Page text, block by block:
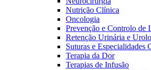
Nutrição Clínica
Oncologia
Prevenção e Controlo de
Retenção Urinária e
Suturas e Especialidades
Terapia da Dor
Terapias de Infusão